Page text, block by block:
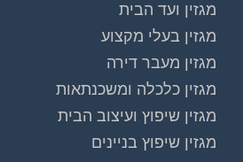
מגזין ועד הבית
מגזין בעלי מקצוע
מגזין מעבר דירה
מגזין כלכלה ומשכנתאות
מגזין שיפוץ ועיצוב הבית
מגזין שיפוץ בניינים